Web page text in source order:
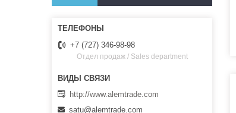
+7 (727) 346-98-98
Отдел продаж / Sales department
http://www.alemtrade.com
satu@alemtrade.com